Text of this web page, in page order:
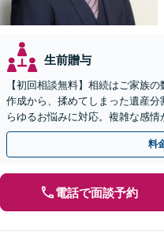
生前贈与
【初回相談無料】相続はご家族
作成から、揉めてしまった遺産
らゆるお悩みに対応。複雑な感
てお話しいただけます。WEB面
料
電話で面談予約